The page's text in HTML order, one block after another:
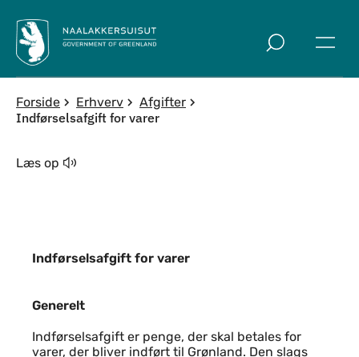
Forside Erhverv Afgifter
Indførselsafgift for varer
Læs op
Indførselsafgift for varer
Generelt
Generelt
Indførselsafgift er penge, der skal betales for
varer, der bliver indført til Grønland. Den slags